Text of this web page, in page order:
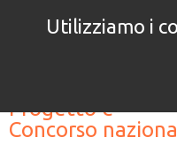
Progetto e
Concorso
Utilizziamo i